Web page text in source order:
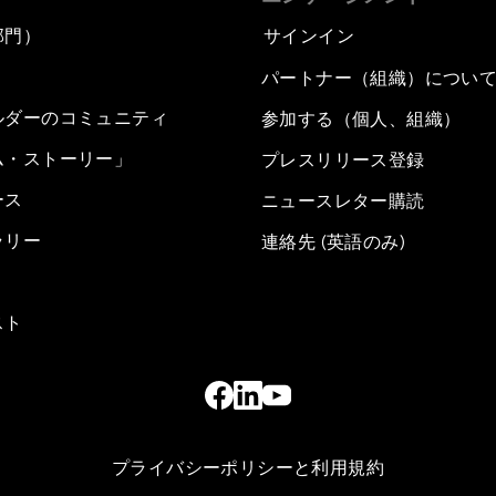
）
ーのコミュニティ
ストーリー」
リー
サインイン
パートナー（組織）につい
参加する（個人、組織）
プレスリリース登録
ニュースレター購読
連絡先 (英語のみ)
プライバシーポリシーと利用規約